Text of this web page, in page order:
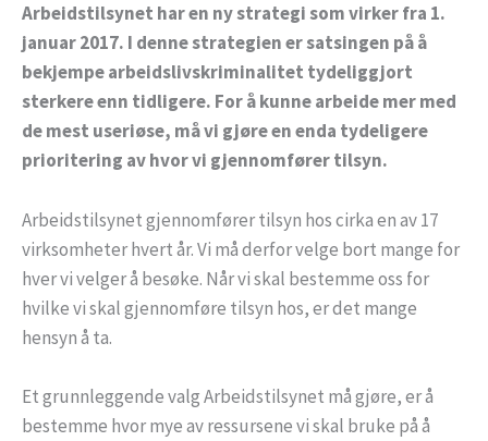
Arbeidstilsynet har en ny strategi som virker fra 1.
januar 2017. I denne strategien er satsingen på å
bekjempe arbeidslivskriminalitet tydeliggjort
sterkere enn tidligere. For å kunne arbeide mer med
de mest useriøse, må vi gjøre en enda tydeligere
prioritering av hvor vi gjennomfører tilsyn.
Arbeidstilsynet gjennomfører tilsyn hos cirka en av 17
virksomheter hvert år. Vi må derfor velge bort mange for
hver vi velger å besøke. Når vi skal bestemme oss for
hvilke vi skal gjennomføre tilsyn hos, er det mange
hensyn å ta.
Et grunnleggende valg Arbeidstilsynet må gjøre, er å
bestemme hvor mye av ressursene vi skal bruke på å